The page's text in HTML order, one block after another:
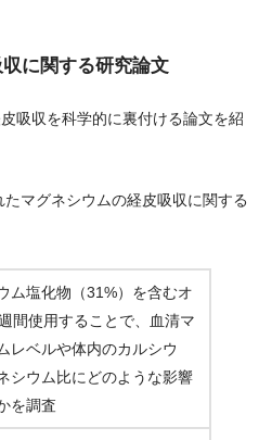
に関する研究論文
吸収を科学的に裏付ける論文を紹
マグネシウムの経皮吸収に関する
ム塩化物（31%）を含むオ
間使用することで、血清マ
レベルや体内のカルシウ
シウム比にどのような影響
を調査